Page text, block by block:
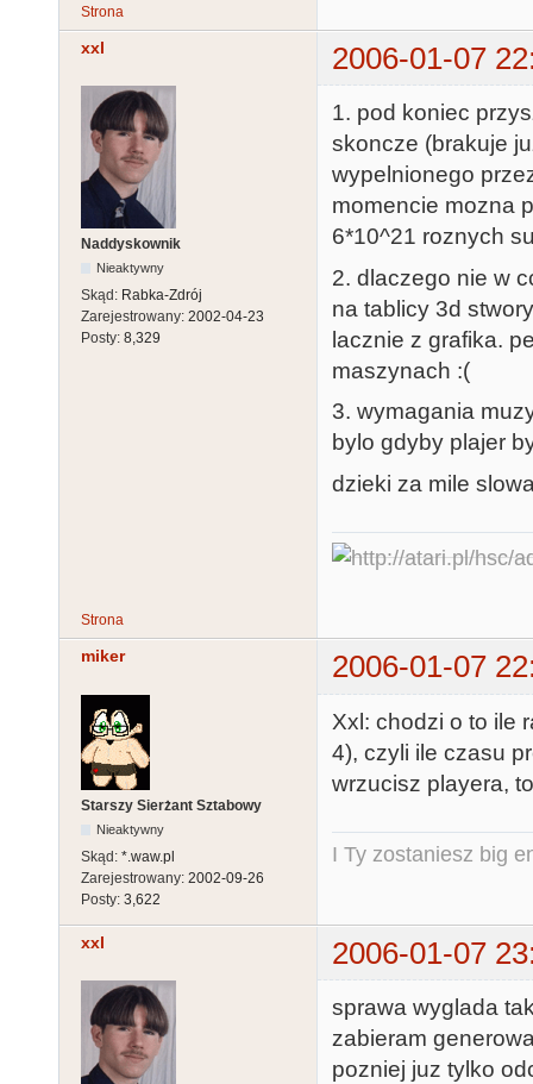
Strona
xxl 2006-01-07
Naddyskownik
Nieaktywny
Skąd: Rabka-Zdrój
Zarejestrowany: 2002-04-23
Posty: 8,329
1. pod koniec
skoncze (brakuje
wypelnionego
momencie mozna
6*10^21 roznych
2. dlaczego nie w
na tablicy 3d
lacznie z grafika.
maszynach :(
3. wymagania
bylo gdyby plajer
dzieki za mile
Strona
miker 2006-01-07
Starszy Sierżant Sztabowy
Nieaktywny
Skąd: *.waw.pl
Zarejestrowany: 2002-09-26
Posty: 3,622
Xxl: chodzi o to ile
4), czyli ile czasu
wrzucisz playera,
I Ty zostaniesz big
xxl 2006-01-07
sprawa wyglada
zabieram
pozniej juz tylko